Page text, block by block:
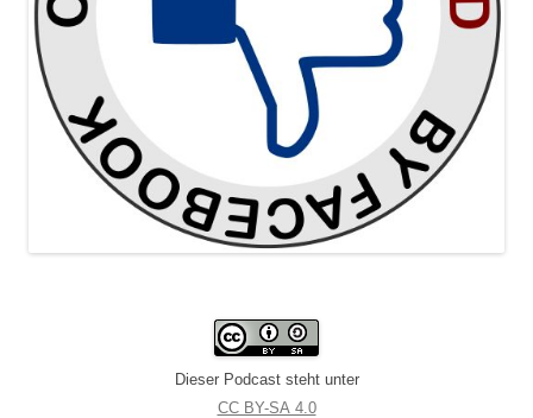
Dieser Podcast steht unter
CC BY-SA 4.0